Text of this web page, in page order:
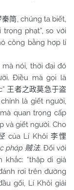
秦简, chúng ta biết,
phạt”, so với
công bằng hợp lí
nói, thời đại đó
Điều mà gọi là
王者之政莫急于盗
chính là giết người,
quan trọng cấp
và giết người. Cho
của Lí Khôi 李悝
pháp 贼法. Đối với
“thập di giả
rơi trên đường
gối, Lí Khôi giải